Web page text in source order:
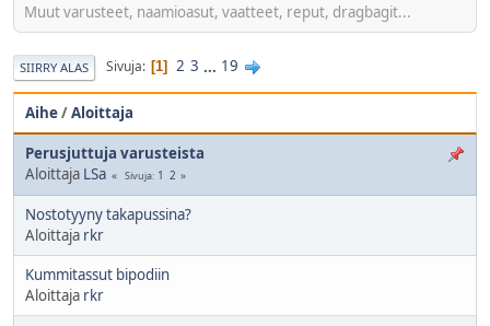
Muut varusteet, naamioasut, vaatteet, reput, dragbagit...
SIIRRY ALAS Sivuja 1 2 3 ... 19
Aihe/Aloittaja
Perusjuttuja varusteista
Aloittaja LSa Sivuja 1 2
Nostotyyny takapussina?
Aloittaja rkr
Kummitassut bipodiin
Aloittaja rkr